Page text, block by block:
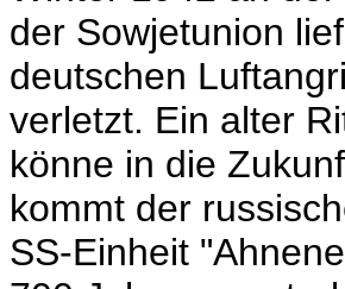
der Sowjetunion
deutschen
verletzt. Ein alter
könne in die
kommt der
SS-Einheit